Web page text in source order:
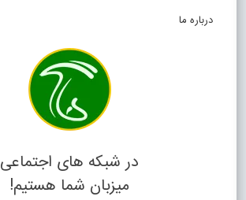
درباره ما
در شبکه های اجتماعی
میزبان شما هستیم!